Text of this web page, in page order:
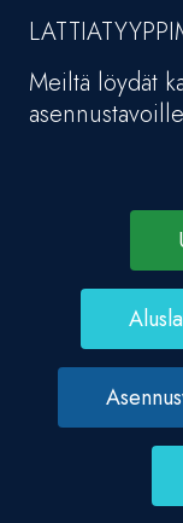
Meiltä löydät